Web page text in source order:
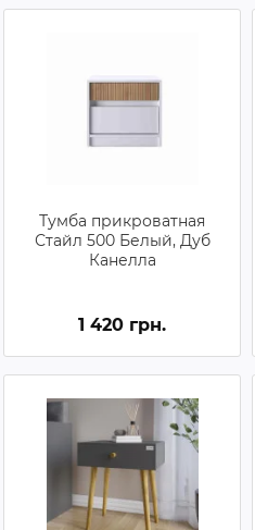
Тумба прикроватная
Стайл 500 Белый, Дуб
Канелла
1 420 грн.